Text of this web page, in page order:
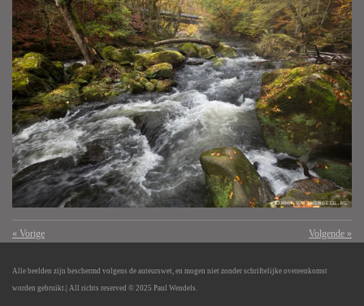
« Vorige Volgende »
Alle beelden zijn beschermd volgens de auteurswet, en mogen niet zonder schriftelijke overeenkomst
worden gebruikt. | All richts reserved © 2025 Paul Wendels.